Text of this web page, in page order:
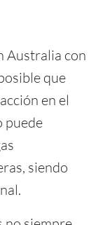
Australia con
que
en el
puede
siendo